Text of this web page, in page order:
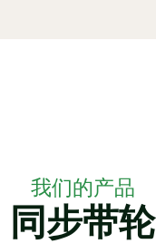
我们的产品
同步带轮